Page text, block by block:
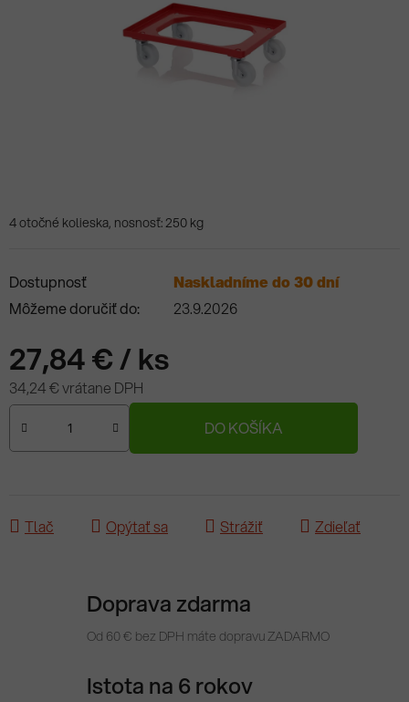
4 otočné kolieska, nosnosť: 250 kg
Dostupnosť
Naskladníme do 30 dní
Môžeme doručiť do:
23.9.2026
27,84 €/ ks
34,24 € vrátane DPH
DO KOŠÍKA
Tlač Opýtať sa Strážiť Zdieľať
Doprava zdarma
Od 60 € bez DPH máte dopravu ZADARMO
Istota na 6 rokov